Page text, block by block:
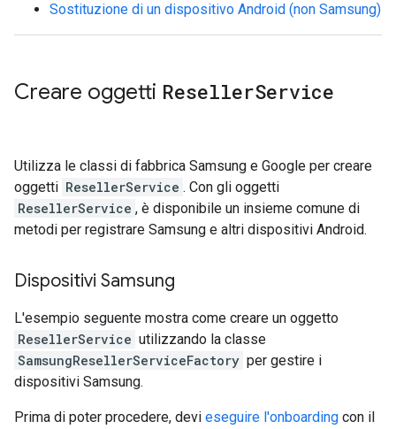
Sostituzione di un dispositivo Android (non Samsung)
Creare oggetti ResellerService
Utilizza le classi di fabbrica Samsung e Google per creare
oggetti ResellerService . Con gli oggetti
ResellerService , è disponibile un insieme comune di
metodi per registrare Samsung e altri dispositivi Android.
Dispositivi Samsung
L'esempio seguente mostra come creare un oggetto
ResellerService utilizzando la classe
SamsungResellerServiceFactory per gestire i
dispositivi Samsung.
Prima di poter procedere, devi eseguire l'onboarding con il